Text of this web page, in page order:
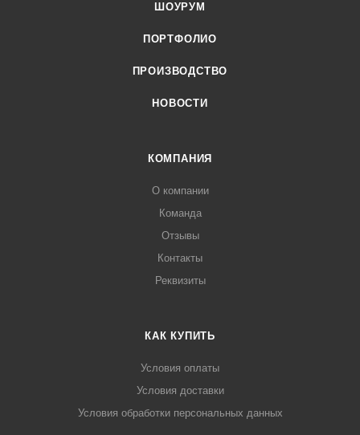
ШОУРУМ
ПОРТФОЛИО
ПРОИЗВОДСТВО
НОВОСТИ
КОМПАНИЯ
О компании
Команда
Отзывы
Контакты
Реквизиты
КАК КУПИТЬ
Условия оплаты
Условия доставки
Условия обработки персональных данных